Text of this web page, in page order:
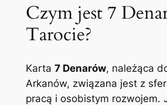
Czym jest 7
Tarocie?
Karta 7 Denarów, należąca
Arkanów, związana jest z
pracą i osobistym rozwojem.